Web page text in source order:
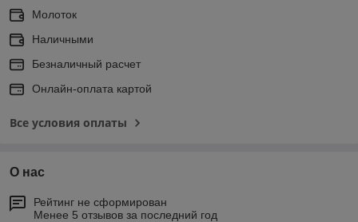
Молоток
Наличными
Безналичный расчет
Онлайн-оплата картой
Все условия оплаты
О нас
Рейтинг не сформирован
Менее 5 отзывов за последний год